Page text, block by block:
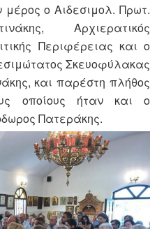
ο Αιδεσιμολ. Πρωτ.
Αρχιερατικός
Περιφέρειας και ο
Σκευοφύλακας
και παρέστη πλήθος
οποίους ήταν και ο
Πατεράκης.